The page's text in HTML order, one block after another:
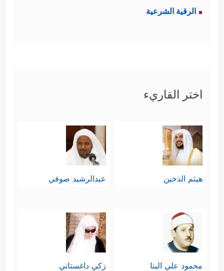
الرقية الشرعية
اختر القاريء
هيثم الدخين عبدالرشيد صوفي
محمود علي البنا زكي داغستاني